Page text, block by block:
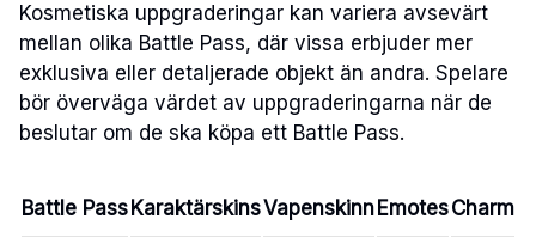
Kosmetiska uppgraderingar kan variera avsevärt
mellan olika Battle Pass, där vissa erbjuder mer
exklusiva eller detaljerade objekt än andra. Spelare
bör överväga värdet av uppgraderingarna när de
beslutar om de ska köpa ett Battle Pass.
Battle PassKaraktärskinsVapenskinnEmotesCharm